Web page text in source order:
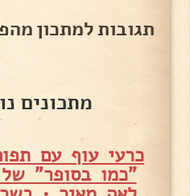
תגובות למתכון
מתכונים
כרעי עוף עם
"כמו בסופר"